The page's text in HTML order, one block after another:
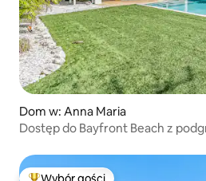
Dom w: Anna Maria
Dostęp do Bayfront Beach z